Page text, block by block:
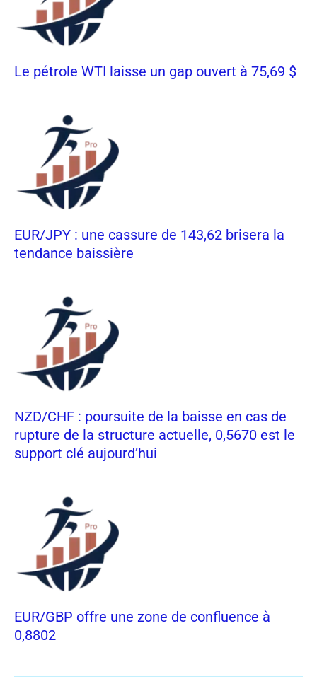
Le pétrole WTI laisse un gap ouvert à 75,69 $
EUR/JPY : une cassure de 143,62 brisera la
tendance baissière
NZD/CHF : poursuite de la baisse en cas de
rupture de la structure actuelle, 0,5670 est le
support clé aujourd’hui
EUR/GBP offre une zone de confluence à
0,8802